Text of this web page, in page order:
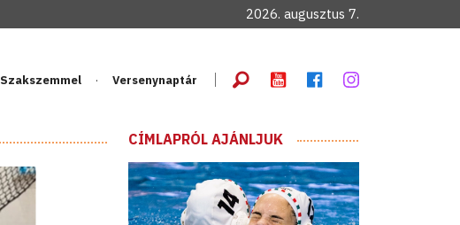
2026. augusztus 7.
Szakszemmel Versenynaptár
CÍMLAPRÓL AJÁNLJUK